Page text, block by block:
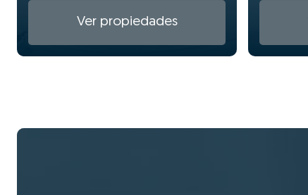
Ver propiedades